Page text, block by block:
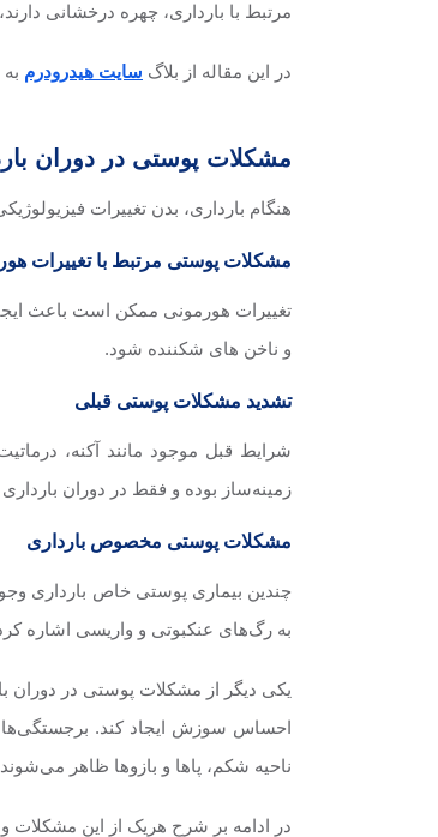
مرتبط با بارداری، چهره درخشانی
در این مقاله از بلاگ سایت هیدرودرم
مشکلات پوستی در دوران
هنگام بارداری، بدن تغییرات
مشکلات پوستی مرتبط با تغییرات
تغییرات هورمونی ممکن است باعث
و ناخن های شکننده شود.
تشدید مشکلات پوستی قبلی
شرایط قبل موجود مانند آکنه،
زمینه‌ساز بوده و فقط در دوران
مشکلات پوستی مخصوص بارداری
چندین بیماری پوستی خاص بارداری
به رگ‌های عنکبوتی و واریسی اشاره
یکی دیگر از مشکلات پوستی در دوران
احساس سوزش ایجاد کند. برجستگی‌ها
ناحیه شکم، پا‌ها و بازوها ظاهر
در ادامه بر شرح هریک از این مشکلات